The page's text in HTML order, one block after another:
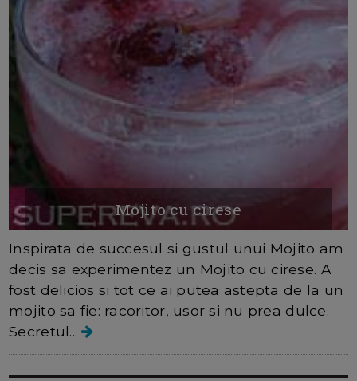
Mojito cu cirese
Inspirata de succesul si gustul unui Mojito am
decis sa experimentez un Mojito cu cirese. A
fost delicios si tot ce ai putea astepta de la un
mojito sa fie: racoritor, usor si nu prea dulce.
Secretul...